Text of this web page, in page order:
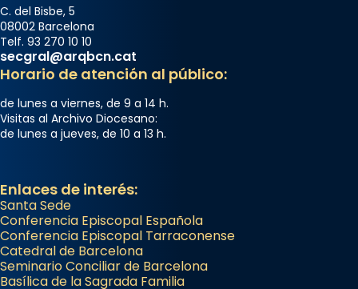
C. del Bisbe, 5
08002 Barcelona
Telf. 93 270 10 10
secgral@arqbcn.cat
Horario de atención al público:
de lunes a viernes, de 9 a 14 h.
Visitas al Archivo Diocesano:
de lunes a jueves, de 10 a 13 h.
Enlaces de interés:
Santa Sede
Conferencia Episcopal Española
Conferencia Episcopal Tarraconense
Catedral de Barcelona
Seminario Conciliar de Barcelona
Basílica de la Sagrada Familia